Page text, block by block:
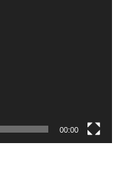
00:00